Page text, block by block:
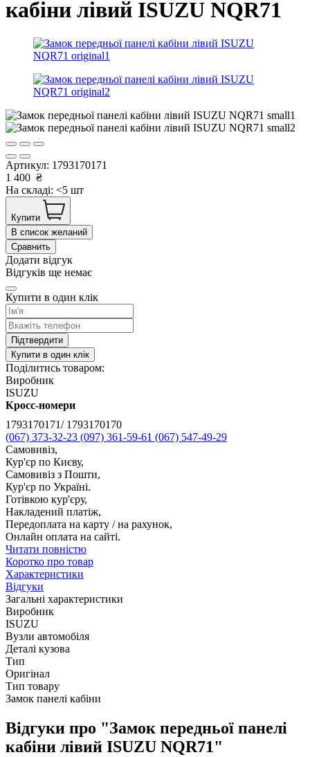
кабіни лівий ISUZU NQR71
Артикул: 1793170171
1 400 ₴
На складі: <5 шт
Купити
В список желаний
Сравнить
Додати відгук
Відгуків ще немає
Купити в один клік
Підтвердити
Купити в один клік
Поділитись товаром:
Виробник
ISUZU
Кросс-номери
1793170171/ 1793170170
(067) 373-32-23 (097) 361-59-61 (067) 547-49-29
Самовивіз,
Кур'єр по Києву,
Самовивіз з Пошти,
Кур'єр по Україні.
Готівкою кур'єру,
Накладений платіж,
Передоплата на карту / на рахунок,
Онлайн оплата на сайті.
Читати повністю
Коротко про товар
Характеристики
Відгуки
Загальні характеристики
Виробник
ISUZU
Вузли автомобіля
Деталі кузова
Тип
Оригінал
Тип товару
Замок панелі кабіни
Відгуки про "Замок передньої панелі
кабіни лівий ISUZU NQR71"